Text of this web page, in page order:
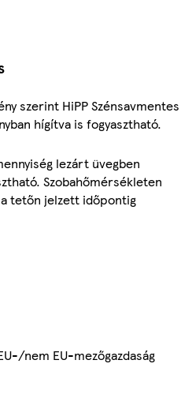
szerint HiPP Szénsavmentes
hígítva is fogyasztható.
lezárt üvegben
Szobahőmérsékleten
tetőn jelzett időpontig
nem EU-mezőgazdaság